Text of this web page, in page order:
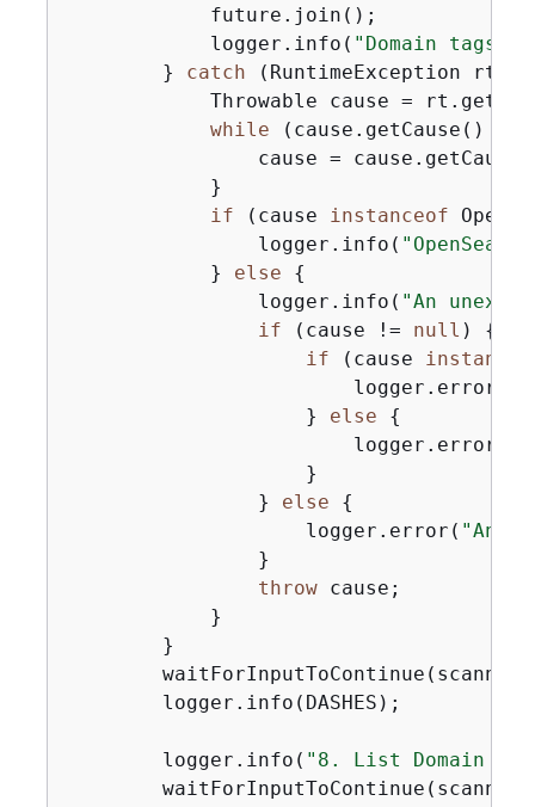
            future.join();
            logger.info(
"Domain tags
        }
catch (RuntimeException rt)
Throwable cause =
while (cause.getCause() !=
cause =
            }
if (cause instanceof
                logger.info(
            }
else
{
                logger.info(
"An
if (cause != null ) {
if (cause
                        logger.error(
                    }
else
{
                        logger.error(
                    }
                }
else
{
                    logger.error(
"An
                }
throw cause;
            }
        }
        logger.info(DASHES);
        logger.info(
"8. List Domain